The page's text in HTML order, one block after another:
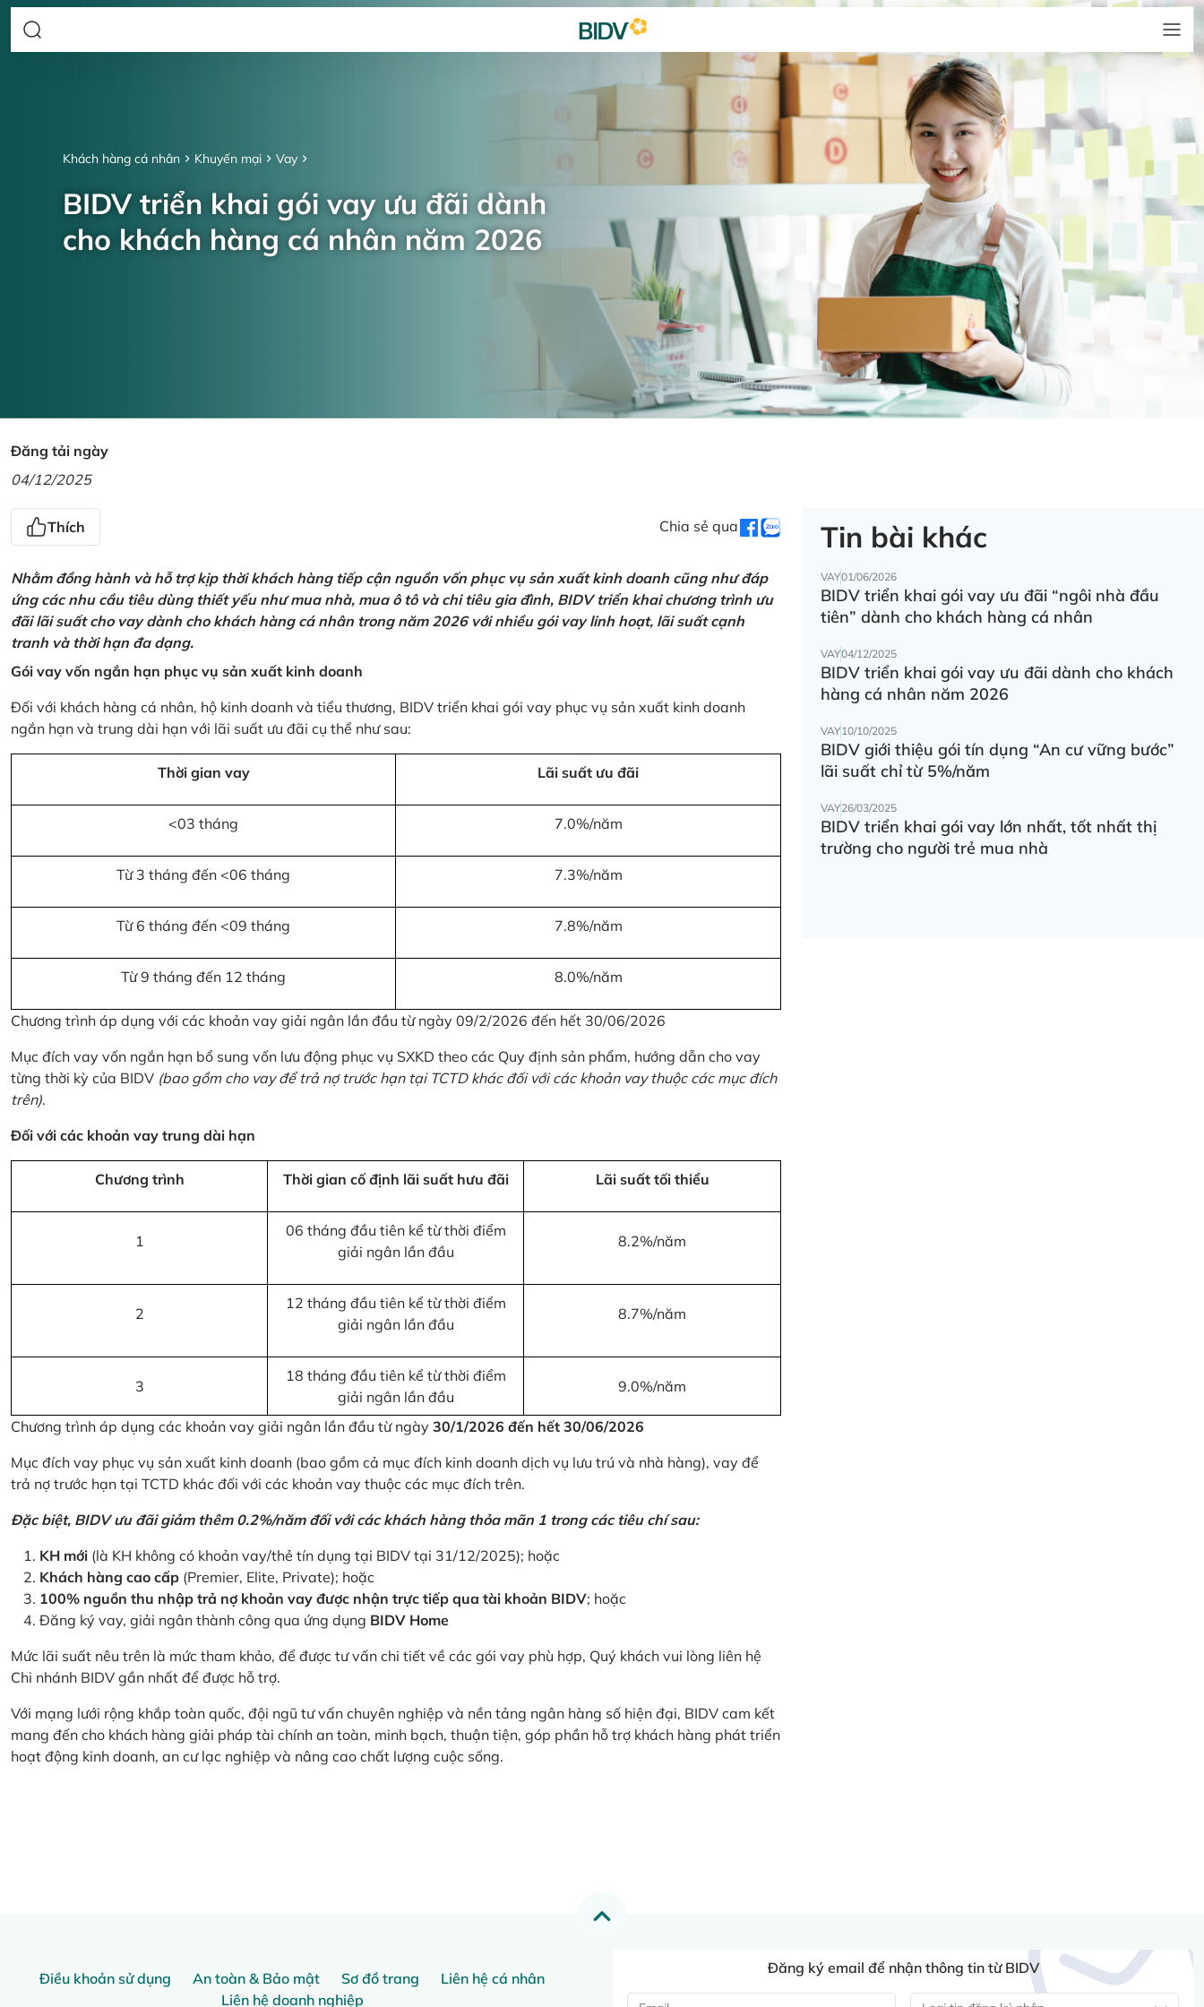
Khách hàng cá nhân Khuyến mại Vay
BIDV triển khai gói vay ưu đãi dành
cho khách hàng cá nhân năm 2026
Đăng tải ngày
04/12/2025
Thích Chia sẻ qua
Nhằm đồng hành và hỗ trợ kịp thời khách hàng tiếp cận nguồn vốn phục vụ sản xuất kinh doanh cũng như đáp
ứng các nhu cầu tiêu dùng thiết yếu như mua nhà, mua ô tô và chi tiêu gia đình, BIDV triển khai chương trình ưu
đãi lãi suất cho vay dành cho khách hàng cá nhân trong năm 2026 với nhiều gói vay linh hoạt, lãi suất cạnh
tranh và thời hạn đa dạng.
Gói vay vốn ngắn hạn phục vụ sản xuất kinh doanh
Đối với khách hàng cá nhân, hộ kinh doanh và tiểu thương, BIDV triển khai gói vay phục vụ sản xuất kinh doanh
ngắn hạn và trung dài hạn với lãi suất ưu đãi cụ thể như sau:
Thời gian vay Lãi suất ưu đãi
<03 tháng 7.0%/năm
Từ 3 tháng đến <06 tháng 7.3%/năm
Từ 6 tháng đến <09 tháng 7.8%/năm
Từ 9 tháng đến 12 tháng 8.0%/năm
Chương trình áp dụng với các khoản vay giải ngân lần đầu từ ngày 09/2/2026 đến hết 30/06/2026
Mục đích vay vốn ngắn hạn bổ sung vốn lưu động phục vụ SXKD theo các Quy định sản phẩm, hướng dẫn cho vay
từng thời kỳ của BIDV (bao gồm cho vay để trả nợ trước hạn tại TCTD khác đối với các khoản vay thuộc các mục đích
trên).
Đối với các khoản vay trung dài hạn
Chương trình Thời gian cố định lãi suất hưu đãi Lãi suất tối thiểu
1
06 tháng đầu tiên kể từ thời điểm
giải ngân lần đầu
8.2%/năm
2
12 tháng đầu tiên kể từ thời điểm
giải ngân lần đầu
8.7%/năm
3
18 tháng đầu tiên kể từ thời điểm
giải ngân lần đầu
9.0%/năm
Chương trình áp dụng các khoản vay giải ngân lần đầu từ ngày 30/1/2026 đến hết 30/06/2026
Mục đích vay phục vụ sản xuất kinh doanh (bao gồm cả mục đích kinh doanh dịch vụ lưu trú và nhà hàng), vay để
trả nợ trước hạn tại TCTD khác đối với các khoản vay thuộc các mục đích trên.
Đặc biệt, BIDV ưu đãi giảm thêm 0.2%/năm đối với các khách hàng thỏa mãn 1 trong các tiêu chí sau:
KH mới (là KH không có khoản vay/thẻ tín dụng tại BIDV tại 31/12/2025); hoặc
Khách hàng cao cấp (Premier, Elite, Private); hoặc
100% nguồn thu nhập trả nợ khoản vay được nhận trực tiếp qua tài khoản BIDV; hoặc
Đăng ký vay, giải ngân thành công qua ứng dụng BIDV Home
Mức lãi suất nêu trên là mức tham khảo, để được tư vấn chi tiết về các gói vay phù hợp, Quý khách vui lòng liên hệ
Chi nhánh BIDV gần nhất để được hỗ trợ.
Với mạng lưới rộng khắp toàn quốc, đội ngũ tư vấn chuyên nghiệp và nền tảng ngân hàng số hiện đại, BIDV cam kết
mang đến cho khách hàng giải pháp tài chính an toàn, minh bạch, thuận tiện, góp phần hỗ trợ khách hàng phát triển
hoạt động kinh doanh, an cư lạc nghiệp và nâng cao chất lượng cuộc sống.
Tin bài khác
VAY01/06/2026
BIDV triển khai gói vay ưu đãi “ngôi nhà đầu
tiên” dành cho khách hàng cá nhân
VAY04/12/2025
BIDV triển khai gói vay ưu đãi dành cho khách
hàng cá nhân năm 2026
VAY10/10/2025
BIDV giới thiệu gói tín dụng “An cư vững bước”
lãi suất chỉ từ 5%/năm
VAY26/03/2025
BIDV triển khai gói vay lớn nhất, tốt nhất thị
trường cho người trẻ mua nhà
Điều khoản sử dụng An toàn & Bảo mật Sơ đồ trang
Liên hệ cá nhân
Liên hệ doanh nghiệp
Đăng ký email để nhận thông tin từ BIDV